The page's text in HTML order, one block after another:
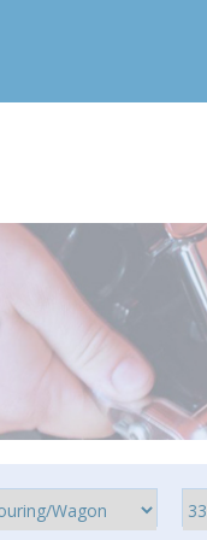
Pondělí-Pátek